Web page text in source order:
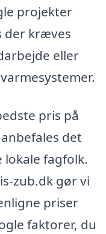
projekter
der kræves
eller
pris på
det
fagfolk.
zub.dk gør vi
priser
faktorer, du